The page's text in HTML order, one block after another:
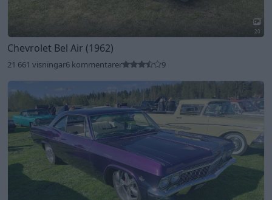
20
Chevrolet Bel Air (1962)
21 661 visningar6 kommentarer 9